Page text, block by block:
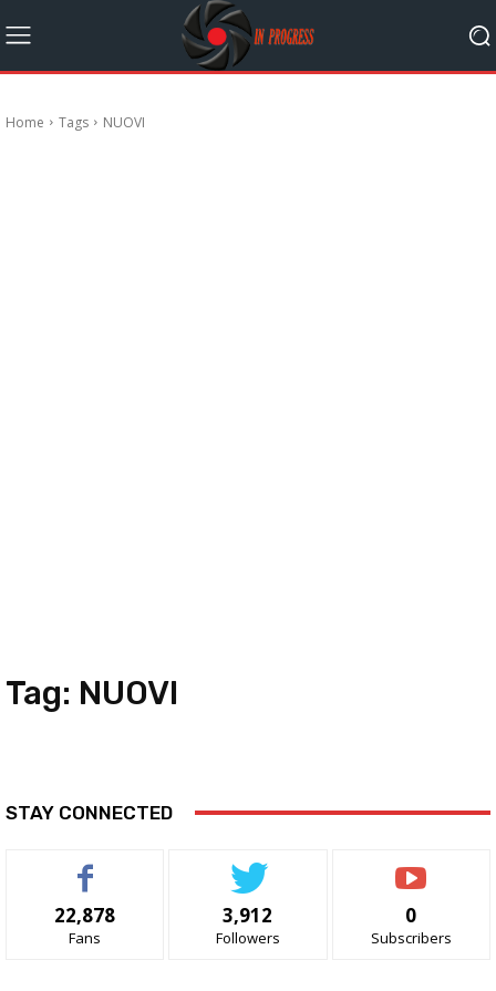
Home Tags NUOVI
Tag: NUOVI
STAY CONNECTED
22,878
Fans
3,912
Followers
0
Subscribers